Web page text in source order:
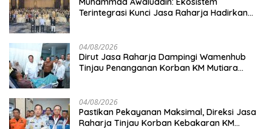
Terintegrasi Kunci Jasa Raharja Hadirkan
04/08/2026
Dirut Jasa Raharja Dampingi Wamenhub
Tinjau Penanganan Korban KM Mutiara
04/08/2026
Pastikan Pekayanan Maksimal, Direksi Jasa
Raharja Tinjau Korban Kebakaran KM